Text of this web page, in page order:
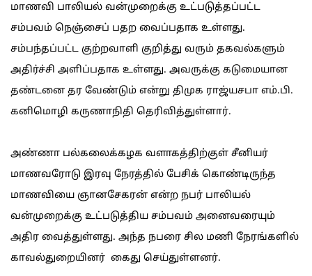
மாணவி பாலியல் வன்முறைக்கு உட்படுத்தப்பட்ட
சம்பவம் நெஞ்சைப் பதற வைப்பதாக உள்ளது.
சம்பந்தப்பட்ட குற்றவாளி குறித்து வரும் தகவல்களும்
அதிர்ச்சி அளிப்பதாக உள்ளது. அவருக்கு கடுமையான
தண்டனை தர வேண்டும் என்று திமுக ராஜ்யசபா எம்.பி.
கனிமொழி கருணாநிதி தெரிவித்துள்ளார்.
அண்ணா பல்கலைக்கழக வளாகத்திற்குள் சீனியர்
மாணவரோடு இரவு நேரத்தில் பேசிக் கொண்டிருந்த
மாணவியை ஞானசேகரன் என்ற நபர் பாலியல்
வன்முறைக்கு உட்படுத்திய சம்பவம் அனைவரையும்
அதிர வைத்துள்ளது. அந்த நபரை சில மணி நேரங்களில்
காவல்துறையினர் கைது செய்துள்ளனர்.